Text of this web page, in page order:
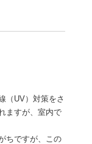
（UV）対策をさ
ますが、室内で
ちですが、この